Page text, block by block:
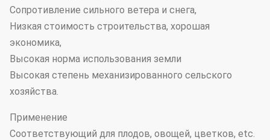
Сопротивление сильного ветера и снега,
Низкая стоимость строительства, хорошая
экономика,
Высокая норма использования земли
Высокая степень механизированного сельского
хозяйства.
Применение
Соответствующий для плодов, овощей, цветков, etc.